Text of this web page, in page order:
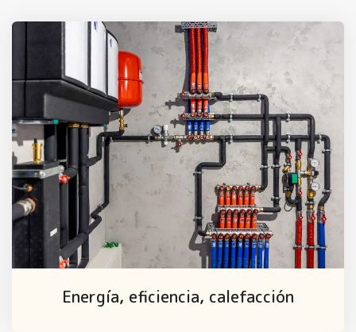
Energía, eficiencia, calefacción